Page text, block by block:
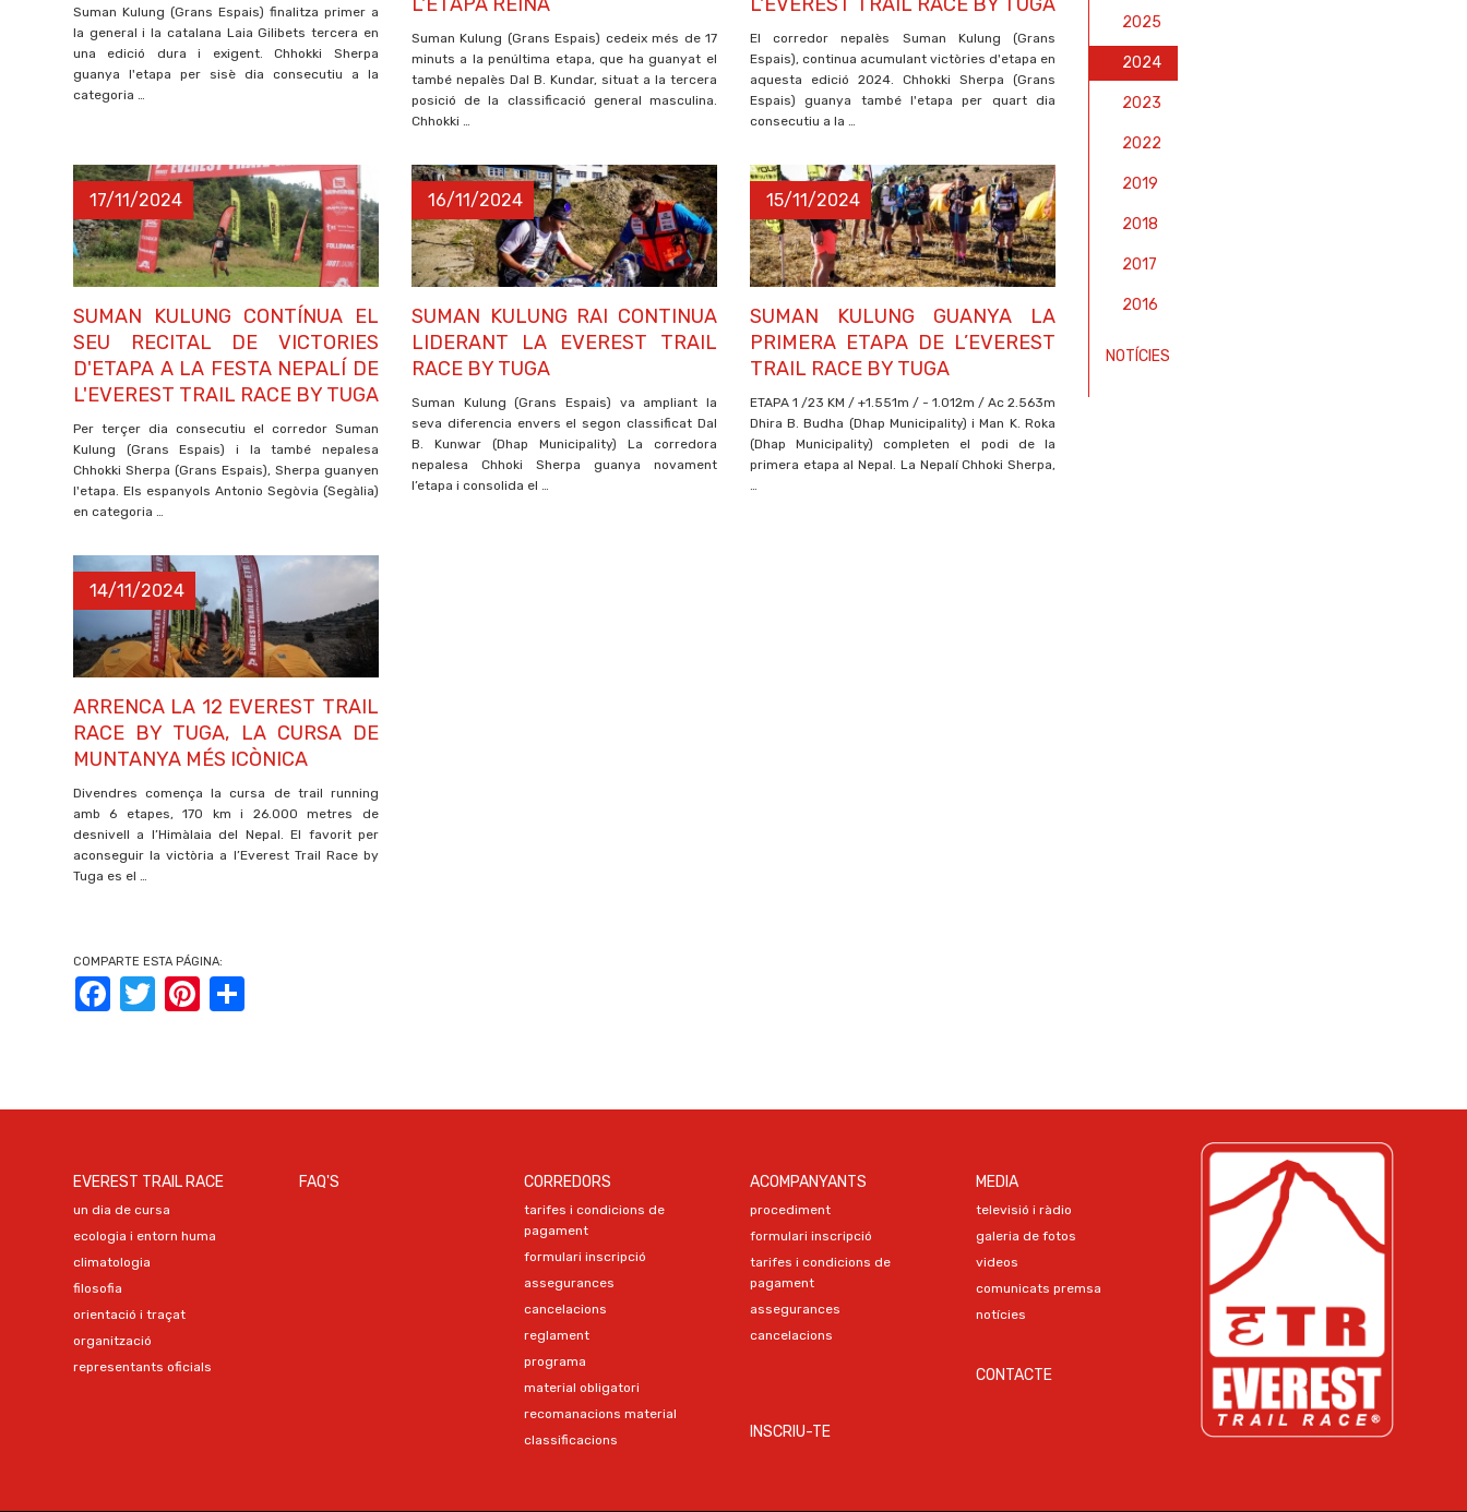
Suman Kulung (Grans Espais) finalitza primer a
la general i la catalana Laia Gilibets tercera en
una edició dura i exigent. Chhokki Sherpa
guanya l'etapa per sisè dia consecutiu a la
categoria …
Suman Kulung (Grans Espais) cedeix més de 17
minuts a la penúltima etapa, que ha guanyat el
també nepalès Dal B. Kundar, situat a la tercera
posició de la classificació general masculina.
Chhokki …
El corredor nepalès Suman Kulung (Grans
Espais), continua acumulant victòries d'etapa en
aquesta edició 2024. Chhokki Sherpa (Grans
Espais) guanya també l'etapa per quart dia
consecutiu a la …
17/11/2024
SUMAN KULUNG CONTÍNUA EL
SEU RECITAL DE VICTORIES
D'ETAPA A LA FESTA NEPALÍ DE
L'EVEREST TRAIL RACE BY TUGA
Per terçer dia consecutiu el corredor Suman
Kulung (Grans Espais) i la també nepalesa
Chhokki Sherpa (Grans Espais), Sherpa guanyen
l'etapa. Els espanyols Antonio Segòvia (Segàlia)
en categoria …
16/11/2024
SUMAN KULUNG RAI CONTINUA
LIDERANT LA EVEREST TRAIL
RACE BY TUGA
Suman Kulung (Grans Espais) va ampliant la
seva diferencia envers el segon classificat Dal
B. Kunwar (Dhap Municipality) La corredora
nepalesa Chhoki Sherpa guanya novament
l’etapa i consolida el …
15/11/2024
SUMAN KULUNG GUANYA LA
PRIMERA ETAPA DE L’EVEREST
TRAIL RACE BY TUGA
ETAPA 1 /23 KM / +1.551m / - 1.012m / Ac 2.563m
Dhira B. Budha (Dhap Municipality) i Man K. Roka
(Dhap Municipality) completen el podi de la
primera etapa al Nepal. La Nepalí Chhoki Sherpa,
…
14/11/2024
ARRENCA LA 12 EVEREST TRAIL
RACE BY TUGA, LA CURSA DE
MUNTANYA MÉS ICÒNICA
Divendres comença la cursa de trail running
amb 6 etapes, 170 km i 26.000 metres de
desnivell a l’Himàlaia del Nepal. El favorit per
aconseguir la victòria a l’Everest Trail Race by
Tuga es el …
COMPARTE ESTA PÁGINA:
FacebookTwitter Pinterest
2025
2024
2023
2022
2019
2018
2017
2016
NOTÍCIES
EVEREST TRAIL RACE
un dia de cursa
ecologia i entorn huma
climatologia
filosofia
orientació i traçat
organització
representants oficials
FAQ'S CORREDORS
tarifes i condicions de
pagament
formulari inscripció
assegurances
cancelacions
reglament
programa
material obligatori
recomanacions material
classificacions
ACOMPANYANTS
procediment
formulari inscripció
tarifes i condicions de
pagament
assegurances
cancelacions
MEDIA
televisió i ràdio
galeria de fotos
videos
comunicats premsa
notícies
CONTACTE
INSCRIU-TE